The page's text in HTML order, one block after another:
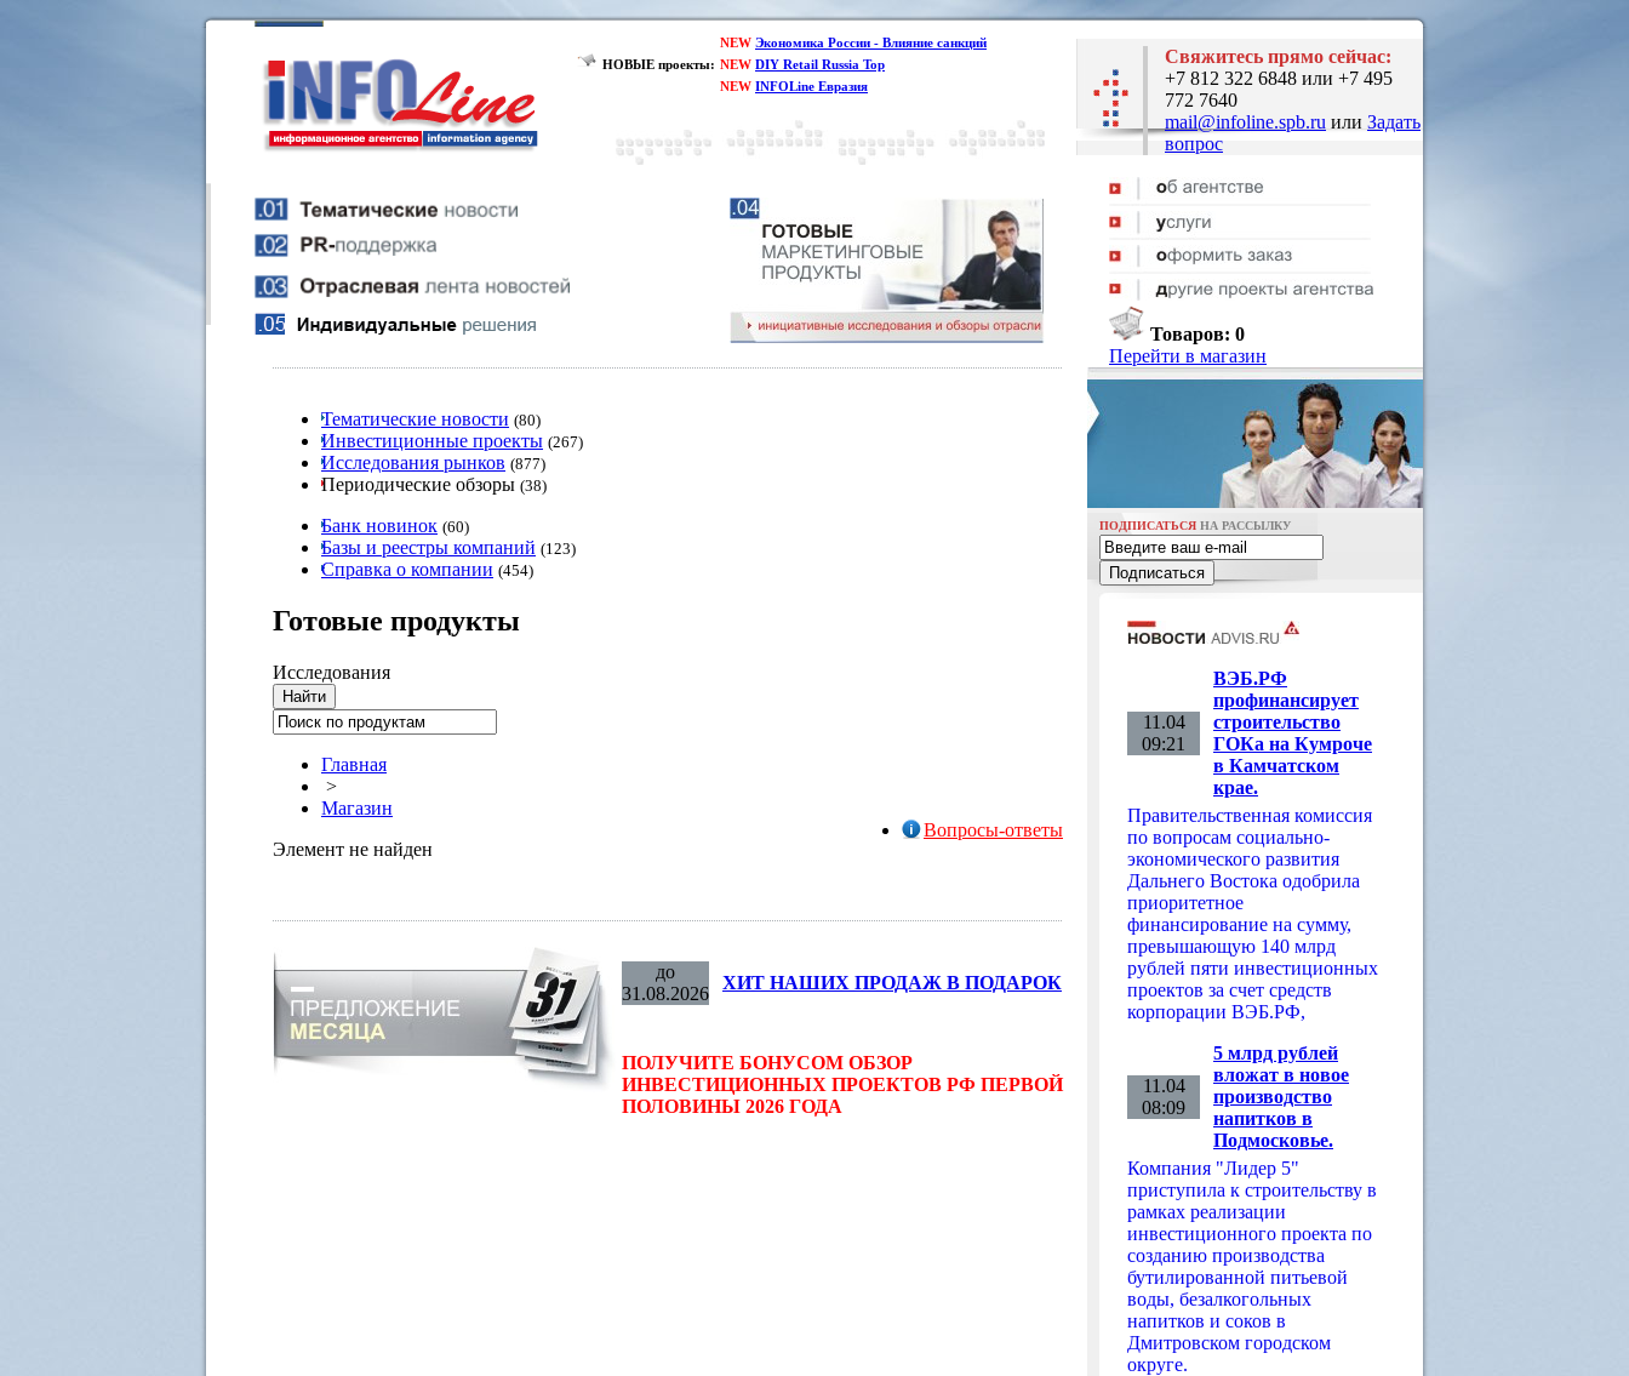
НОВЫЕ проекты:
NEW Экономика России - Влияние санкций
NEW DIY Retail Russia Top
NEW INFOLine Евразия
Свяжитесь прямо сейчас:
+7 812 322 6848 или +7 495
772 7640
mail@infoline.spb.ru или Задать
вопрос
Товаров: 0
Перейти в магазин
Тематические новости (80)
Инвестиционные проекты (267)
Исследования рынков (877)
Периодические обзоры (38)
Банк новинок (60)
Базы и реестры компаний (123)
Справка о компании (454)
Готовые продукты
Исследования
Главная
>
Магазин
Вопросы-ответы
Элемент не найден
до
31.08.2026
ХИТ НАШИХ ПРОДАЖ В ПОДАРОК
ПОЛУЧИТЕ БОНУСОМ ОБЗОР
ИНВЕСТИЦИОННЫХ ПРОЕКТОВ РФ ПЕРВОЙ
ПОЛОВИНЫ 2026 ГОДА
ПОДПИСАТЬСЯ НА РАССЫЛКУ
11.04
09:21
ВЭБ.РФ
профинансирует
строительство
ГОКа на Кумроче
в Камчатском
крае.
Правительственная комиссия
по вопросам социально-
экономического развития
Дальнего Востока одобрила
приоритетное
финансирование на сумму,
превышающую 140 млрд
рублей пяти инвестиционных
проектов за счет средств
корпорации ВЭБ.РФ,
11.04
08:09
5 млрд рублей
вложат в новое
производство
напитков в
Подмосковье.
Компания "Лидер 5"
приступила к строительству в
рамках реализации
инвестиционного проекта по
созданию производства
бутилированной питьевой
воды, безалкогольных
напитков и соков в
Дмитровском городском
округе.